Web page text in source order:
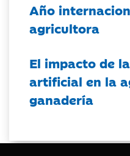
Año
agricultora
El impacto de
artificial en la
ganadería